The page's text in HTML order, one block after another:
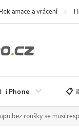
a vrácení
iPhone 📋
bez roušky se musí